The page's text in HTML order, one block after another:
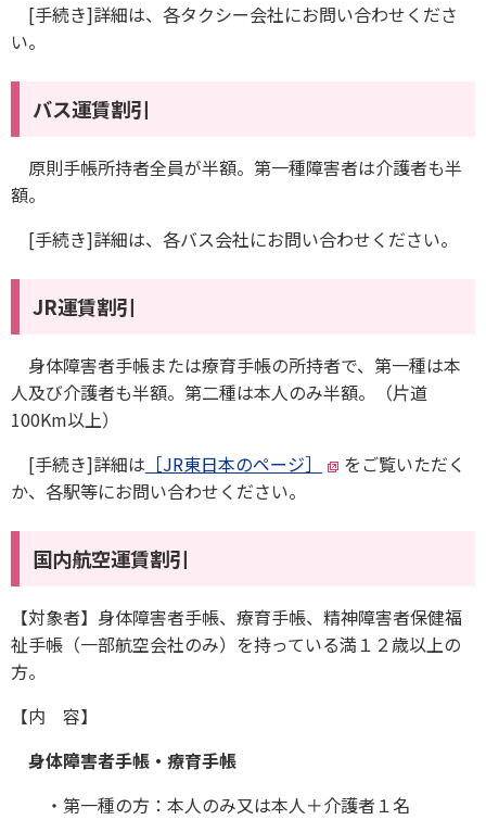
[手続き]詳細は、各タクシー会社にお問い合わせくださ
い。
バス運賃割引
原則手帳所持者全員が半額。第一種障害者は介護者も半
額。
[手続き]詳細は、各バス会社にお問い合わせください。
JR運賃割引
身体障害者手帳または療育手帳の所持者で、第一種は本
人及び介護者も半額。第二種は本人のみ半額。（片道
100Km以上）
[手続き]詳細は ［JR東日本のページ］
をご覧いただく
か、各駅等にお問い合わせください。
国内航空運賃割引
【対象者】身体障害者手帳、療育手帳、精神障害者保健福
祉手帳（一部航空会社のみ）を持っている満１２歳以上の
方。
【内 容】
身体障害者手帳・療育手帳
・第一種の方：本人のみ又は本人＋介護者１名